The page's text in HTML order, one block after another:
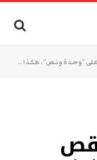
إيرانية برحيل النظام بعد اشتعال الأوضاع